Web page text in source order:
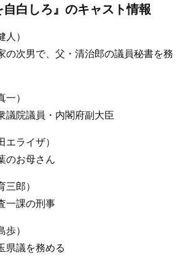
自白しろ』のキャスト情報
）
の次男で、父・清治郎の議員秘書を務
）
議院議員・内閣府副大臣
エライザ）
のお母さん
郎）
一課の刑事
）
県議を務める